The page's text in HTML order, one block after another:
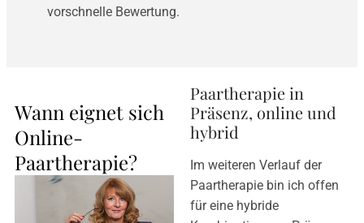
vorschnelle Bewertung.
Wann eignet sich
Online-
Paartherapie?
Paartherapie in
Präsenz, online und
hybrid
Im weiteren Verlauf der
Paartherapie bin ich offen
für eine hybride